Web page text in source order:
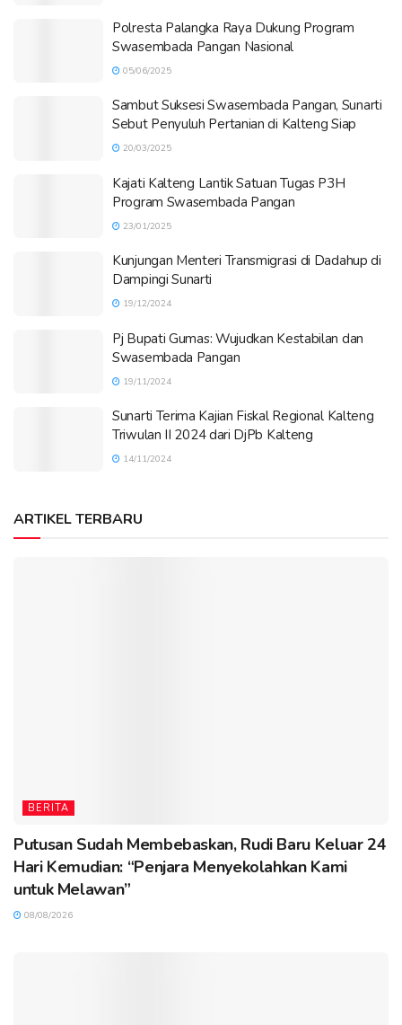
Polresta Palangka Raya Dukung Program
Swasembada Pangan Nasional
05/06/2025
Sambut Suksesi Swasembada Pangan, Sunarti
Sebut Penyuluh Pertanian di Kalteng Siap
20/03/2025
Kajati Kalteng Lantik Satuan Tugas P3H
Program Swasembada Pangan
23/01/2025
Kunjungan Menteri Transmigrasi di Dadahup di
Dampingi Sunarti
19/12/2024
Pj Bupati Gumas: Wujudkan Kestabilan dan
Swasembada Pangan
19/11/2024
Sunarti Terima Kajian Fiskal Regional Kalteng
Triwulan II 2024 dari DjPb Kalteng
14/11/2024
ARTIKEL TERBARU
BERITA
Putusan Sudah Membebaskan, Rudi Baru Keluar 24
Hari Kemudian: “Penjara Menyekolahkan Kami
untuk Melawan”
08/08/2026